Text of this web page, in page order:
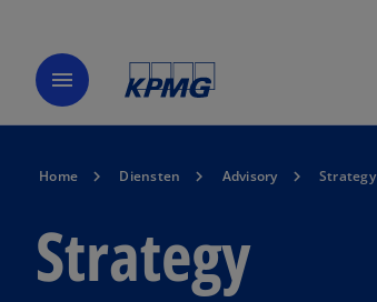
menu
Home Diensten Advisory Strategy
Strategy